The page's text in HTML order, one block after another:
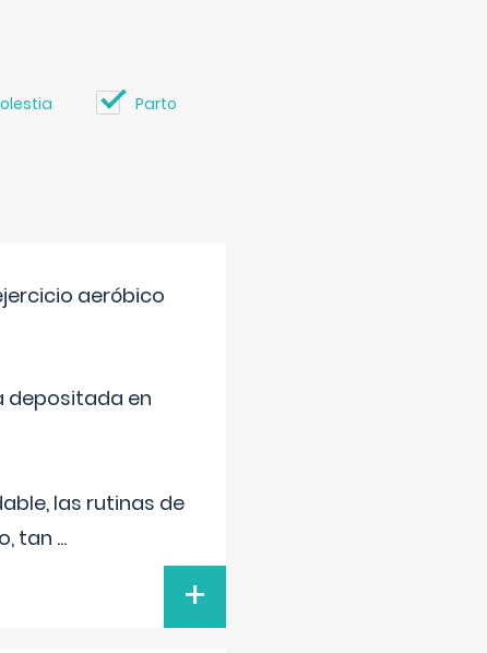
Parto
aeróbico
depositada en
las rutinas de
tan ...
+